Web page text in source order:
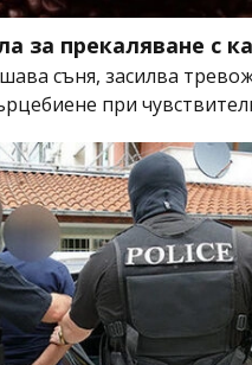
за прекаляване с
съня, засилва
при